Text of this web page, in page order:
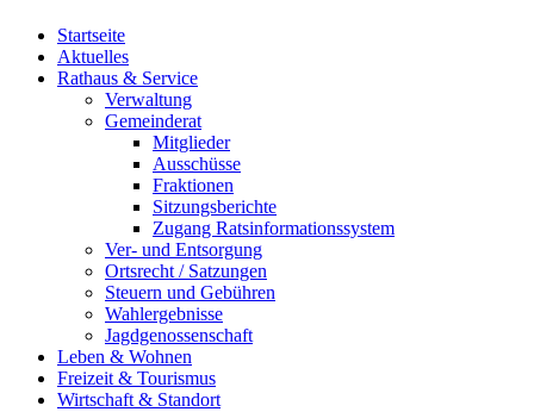
Startseite
Aktuelles
Rathaus & Service
Verwaltung
Gemeinderat
Mitglieder
Ausschüsse
Fraktionen
Sitzungsberichte
Zugang Ratsinformationssystem
Ver- und Entsorgung
Ortsrecht / Satzungen
Steuern und Gebühren
Wahlergebnisse
Jagdgenossenschaft
Leben & Wohnen
Freizeit & Tourismus
Wirtschaft & Standort